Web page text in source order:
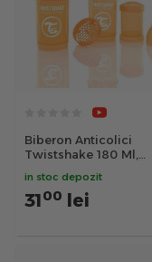
Biberon Anticolici
Twistshake 180 Ml,
in stoc depozit
3100 lei